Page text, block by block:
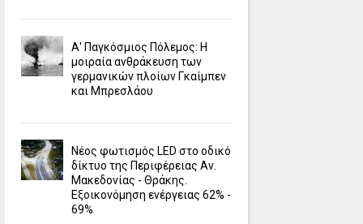
Α' Παγκόσμιος Πόλεμος: Η
μοιραία ανθράκευση των
γερμανικών πλοίων Γκαίμπεν
και Μπρεσλάου
Νέος φωτισμός LED στο οδικό
δίκτυο της Περιφέρειας Αν.
Μακεδονίας - Θράκης.
Εξοικονόμηση ενέργειας 62% -
69%